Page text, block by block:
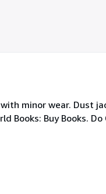
minor wear. Dust
Books: Buy Books. Do